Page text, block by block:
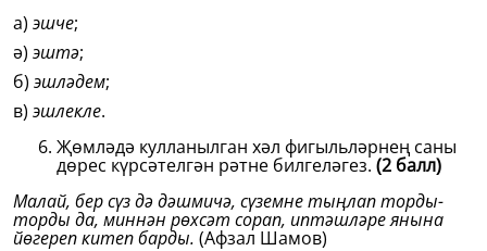
а) эшче;
ә) эштә;
б) эшләдем;
в) эшлекле.
Җөмләдә кулланылган хәл фигыльләрнең саны
дөрес күрсәтелгән рәтне билгеләгез. (2 балл)
Малай, бер сүз дә дәшмичә, сүземне тыңлап торды-
торды да, миннән рөхсәт сорап, иптәшләре янына
йөгереп китеп барды. (Афзал Шамов)